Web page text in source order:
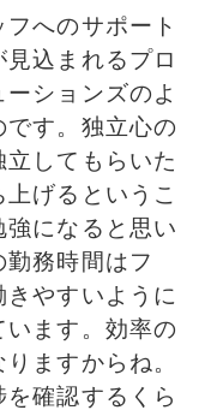
へのサポート
込まれるプロ
ションズのよ
です。独立心の
してもらいた
げるというこ
強になると思い
勤務時間はフ
やすいように
ます。効率の
ますからね。
確認するくら